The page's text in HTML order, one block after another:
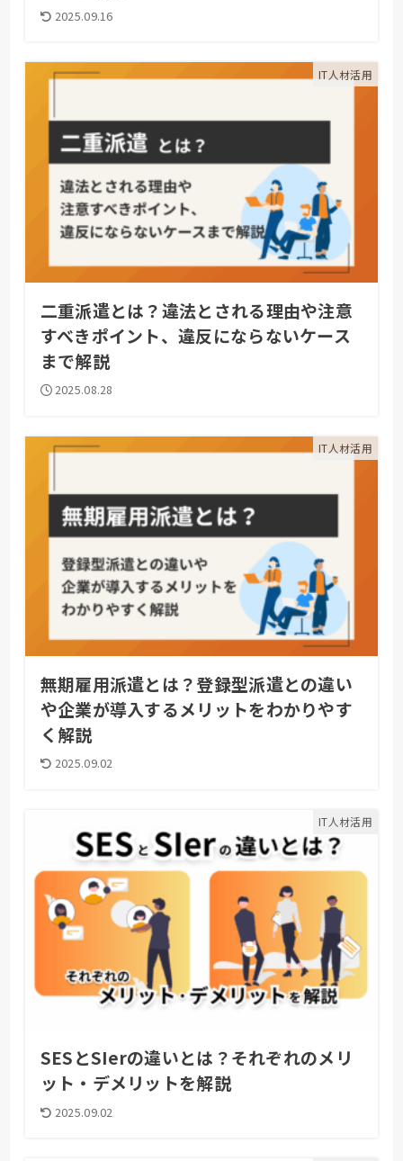
2025.09.16
IT人材活用
二重派遣とは？違法とされる理由や注意
すべきポイント、違反にならないケース
まで解説
2025.08.28
IT人材活用
無期雇用派遣とは？登録型派遣との違い
や企業が導入するメリットをわかりやす
く解説
2025.09.02
IT人材活用
SESとSIerの違いとは？それぞれのメリ
ット・デメリットを解説
2025.09.02